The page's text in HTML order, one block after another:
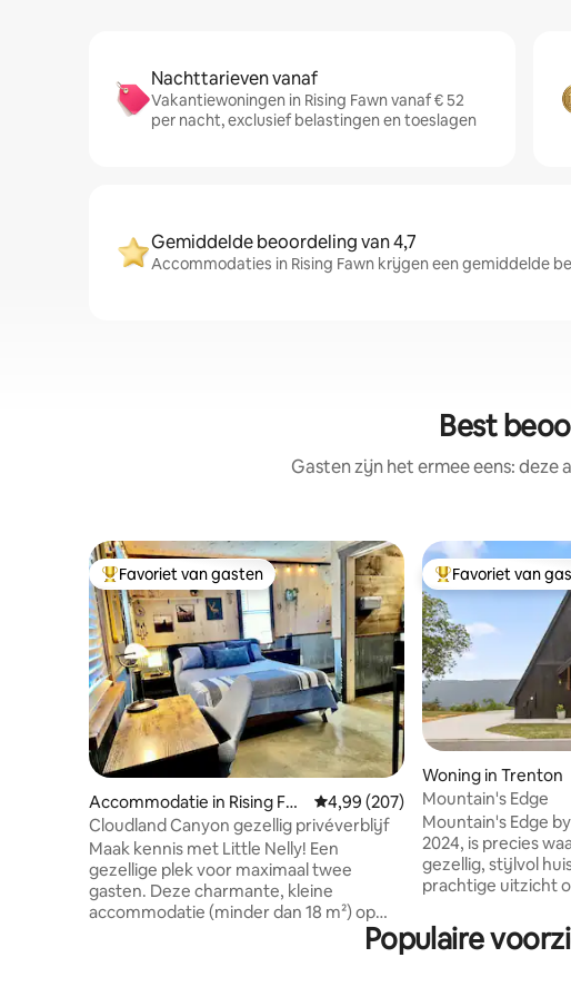
Nachttarieven vanaf
Vakantiewoningen in Rising Fawn vanaf € 52
per nacht, exclusief belastingen en toeslagen
Gemiddelde beoordeling van 4,7
Accommodaties in Rising Fawn krijgen een gemiddelde
Best
Gasten zijn het ermee eens:
Topfavoriet van gasten
Favoriet van gasten
Accommodatie in Rising Fa
wn
Gemiddelde beoordeling van
4,99 (207)
Cloudland Canyon gezellig privéverblijf
Maak kennis met Little Nelly! Een
gezellige plek voor maximaal twee
gasten. Deze charmante, kleine
accommodatie (minder dan 18 m²) op
Lookout Mountain biedt snelle toegang
Topfavoriet van
Favoriet van
Woning in Trenton
Mountain's Edge
Mountain's Edge
2024, is precies
gezellig, stijlvol
prachtige uitzicht
genieten van de
rustig bergachtig
Populaire